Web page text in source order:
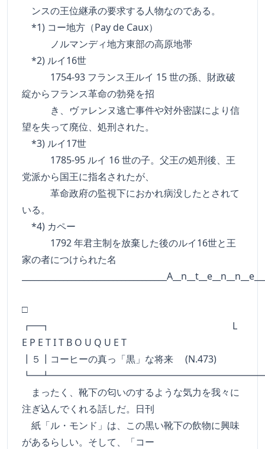
ンスの王位継承の要求する人物なのである。
*1) コー地方（Pay de Caux）
ノルマンディ地方東部の高原地帯
*2) ルイ16世
1754-93 フランス王ルイ 15 世の孫、財政破
綻からフランス革命の勃発を招
き、ヴァレンヌ逃亡事件や対外密謀により信
望を失って廃位、処刑された。
*3) ルイ17世
1785-95 ルイ 16 世の子。父王の処刑後、王
党派から国王に指名されたが、
革命政府の監視下におかれ病没したとされて
いる。
*4) カペー
1792 年君主制を放棄した後のルイ16世と王
家の者につけられた名
□
┏━┓ L
E P E T I T B O U Q U E T
┃５┃コーヒーの真っ「黒」な将来 (N.473)
まったく、靴下の匂いのするような気力を我々に
注ぎ込んでくれる話しだ。日刊
紙「ル・モンド」は、この黒い靴下の飲物に興味
があるらしい。そして、「コー